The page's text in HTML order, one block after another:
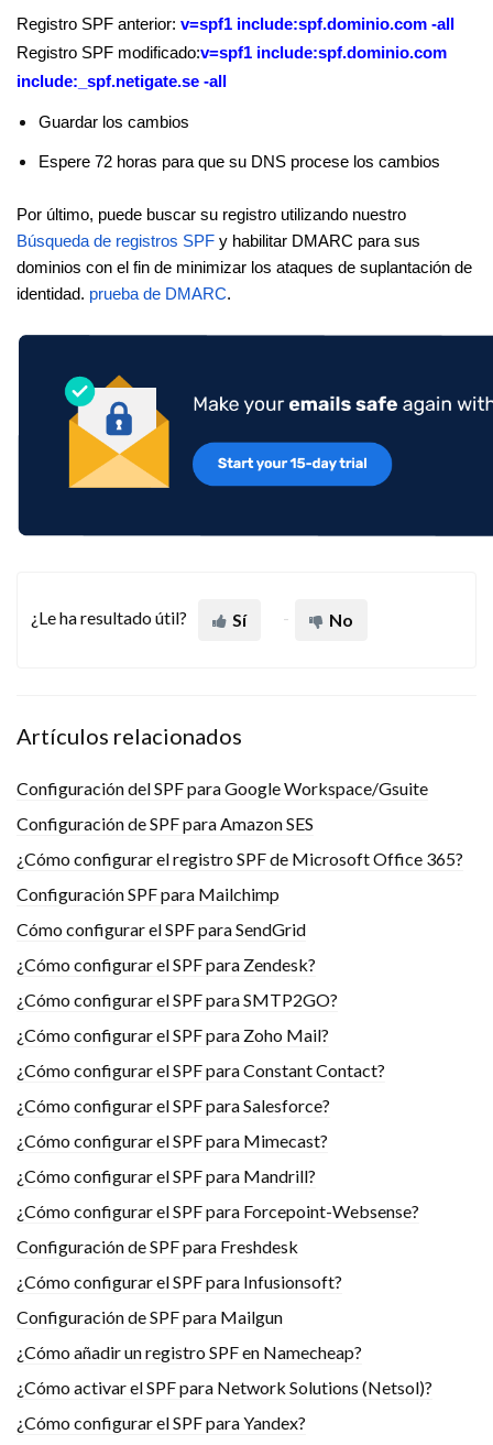
Registro SPF anterior: v=spf1 include:spf.dominio.com -all
Registro SPF modificado:v=spf1 include:spf.dominio.com
include:_spf.netigate.se -all
Guardar los cambios
Espere 72 horas para que su DNS procese los cambios
Por último, puede buscar su registro utilizando nuestro
Búsqueda de registros SPF y habilitar DMARC para sus
dominios con el fin de minimizar los ataques de suplantación de
identidad. prueba de DMARC.
¿Le ha resultado útil? Sí No
Artículos relacionados
Configuración del SPF para Google Workspace/Gsuite
Configuración de SPF para Amazon SES
¿Cómo configurar el registro SPF de Microsoft Office 365?
Configuración SPF para Mailchimp
Cómo configurar el SPF para SendGrid
¿Cómo configurar el SPF para Zendesk?
¿Cómo configurar el SPF para SMTP2GO?
¿Cómo configurar el SPF para Zoho Mail?
¿Cómo configurar el SPF para Constant Contact?
¿Cómo configurar el SPF para Salesforce?
¿Cómo configurar el SPF para Mimecast?
¿Cómo configurar el SPF para Mandrill?
¿Cómo configurar el SPF para Forcepoint-Websense?
Configuración de SPF para Freshdesk
¿Cómo configurar el SPF para Infusionsoft?
Configuración de SPF para Mailgun
¿Cómo añadir un registro SPF en Namecheap?
¿Cómo activar el SPF para Network Solutions (Netsol)?
¿Cómo configurar el SPF para Yandex?